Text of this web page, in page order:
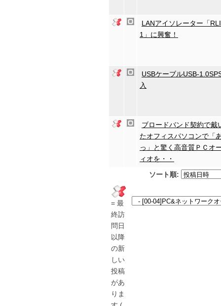
LANアイソレーター「
1」に興奮！
USBケーブルUSB-
入
ブロードバンド契約で戴
たオフィスパソコンで「
っ」と驚く高音質ＰＣオ
ィオを・・
ソート順:
= 最
終訪
問日
以降
の新
しい
投稿
があ
りま